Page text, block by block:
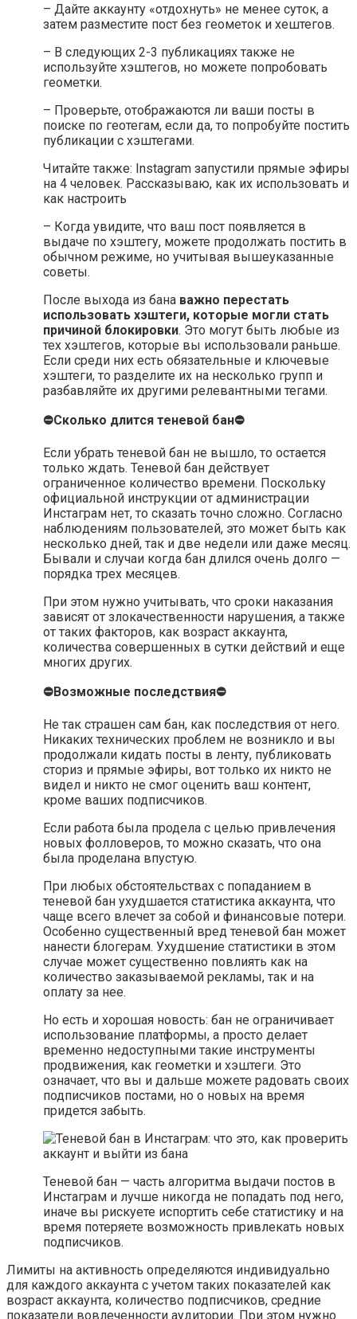
– Дайте аккаунту «отдохнуть» не менее суток, а
затем разместите пост без геометок и хештегов.
– В следующих 2-3 публикациях также не
используйте хэштегов, но можете попробовать
геометки.
– Проверьте, отображаются ли ваши посты в
поиске по геотегам, если да, то попробуйте постить
публикации с хэштегами.
Читайте также: Instagram запустили прямые эфиры
на 4 человек. Рассказываю, как их использовать и
как настроить
– Когда увидите, что ваш пост появляется в
выдаче по хэштегу, можете продолжать постить в
обычном режиме, но учитывая вышеуказанные
советы.
После выхода из бана важно перестать
использовать хэштеги, которые могли стать
причиной блокировки. Это могут быть любые из
тех хэштегов, которые вы использовали раньше.
Если среди них есть обязательные и ключевые
хэштеги, то разделите их на несколько групп и
разбавляйте их другими релевантными тегами.
⛔Сколько длится теневой бан⛔
Если убрать теневой бан не вышло, то остается
только ждать. Теневой бан действует
ограниченное количество времени. Поскольку
официальной инструкции от администрации
Инстаграм нет, то сказать точно сложно. Согласно
наблюдениям пользователей, это может быть как
несколько дней, так и две недели или даже месяц.
Бывали и случаи когда бан длился очень долго —
порядка трех месяцев.
При этом нужно учитывать, что сроки наказания
зависят от злокачественности нарушения, а также
от таких факторов, как возраст аккаунта,
количества совершенных в сутки действий и еще
многих других.
⛔Возможные последствия⛔
Не так страшен сам бан, как последствия от него.
Никаких технических проблем не возникло и вы
продолжали кидать посты в ленту, публиковать
сториз и прямые эфиры, вот только их никто не
видел и никто не смог оценить ваш контент,
кроме ваших подписчиков.
Если работа была продела с целью привлечения
новых фолловеров, то можно сказать, что она
была проделана впустую.
При любых обстоятельствах с попаданием в
теневой бан ухудшается статистика аккаунта, что
чаще всего влечет за собой и финансовые потери.
Особенно существенный вред теневой бан может
нанести блогерам. Ухудшение статистики в этом
случае может существенно повлиять как на
количество заказываемой рекламы, так и на
оплату за нее.
Но есть и хорошая новость: бан не ограничивает
использование платформы, а просто делает
временно недоступными такие инструменты
продвижения, как геометки и хэштеги. Это
означает, что вы и дальше можете радовать своих
подписчиков постами, но о новых на время
придется забыть.
Теневой бан — часть алгоритма выдачи постов в
Инстаграм и лучше никогда не попадать под него,
иначе вы рискуете испортить себе статистику и на
время потеряете возможность привлекать новых
подписчиков.
Лимиты на активность определяются индивидуально
для каждого аккаунта с учетом таких показателей как
возраст аккаунта, количество подписчиков, средние
показатели вовлеченности аудитории. При этом нужно